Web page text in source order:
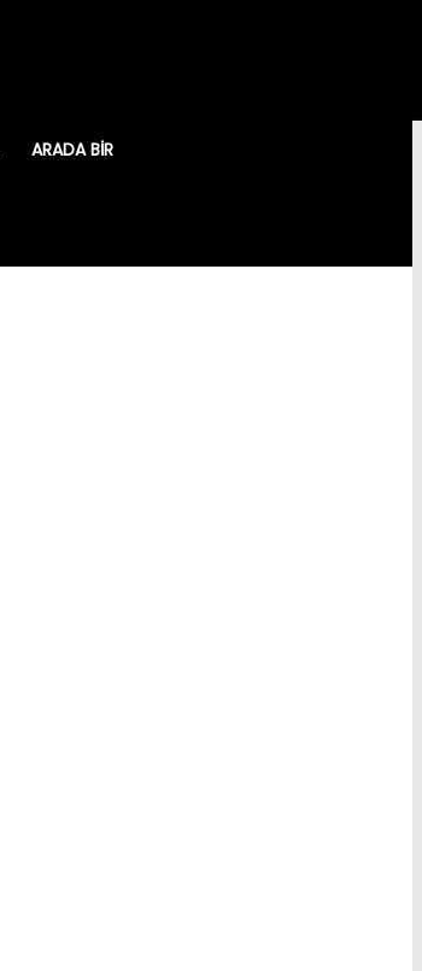
ARADA BIR